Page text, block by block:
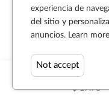
$ 17.78
$ 17.78
experiencia de
del sitio y
anuncios. Learn
Not accept